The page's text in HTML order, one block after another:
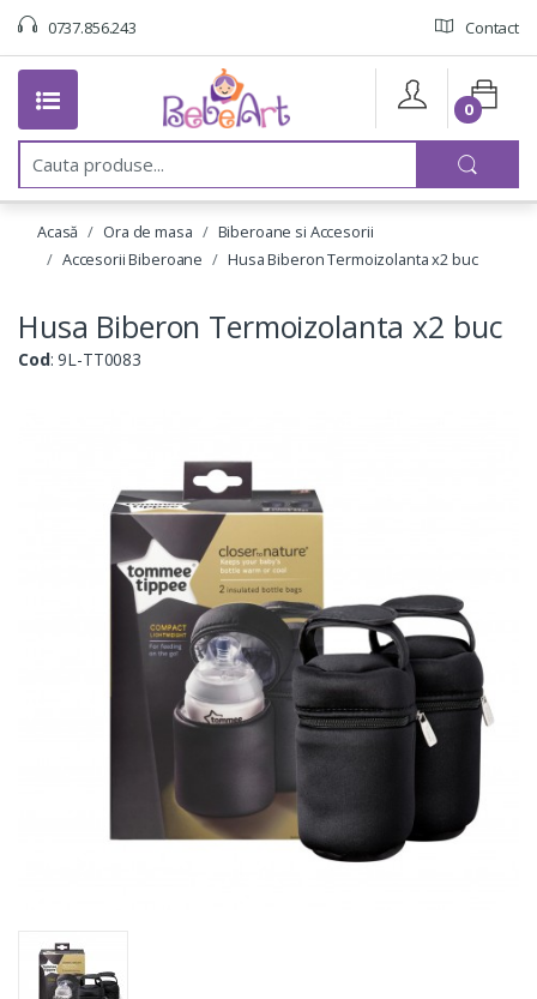
0737.856.243 Contact
C
u
0
Acasă Ora de masa
Biberoane si Accesorii
Accesorii Biberoane
Husa Biberon Termoizolanta x2 buc
Husa Biberon Termoizolanta x2 buc
Cod: 9L-TT0083